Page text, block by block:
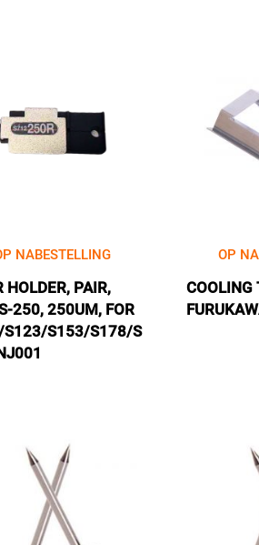
NABESTELLING
HOLDER, PAIR,
250, 250UM, FOR
S123/S153/S178/S
OP
COOLING